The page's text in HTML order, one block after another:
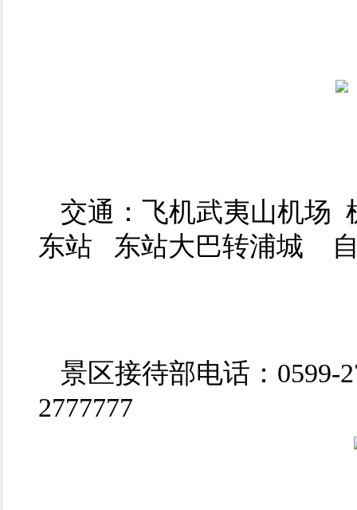
交通：飞机武夷山机
东站 东站大巴转浦城
景区接待部电话：0599-
2777777